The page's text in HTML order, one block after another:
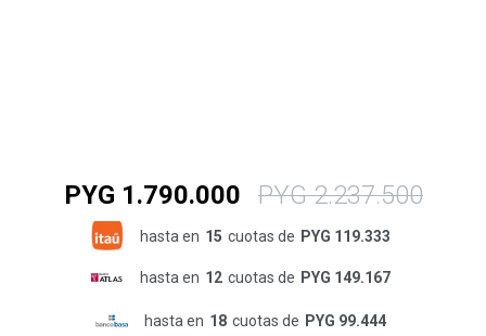
PYG 1.790.000 PYG 2.237.500
hasta en 15 cuotas de PYG 119.333
hasta en 12 cuotas de PYG 149.167
hasta en 18 cuotas de PYG 99.444